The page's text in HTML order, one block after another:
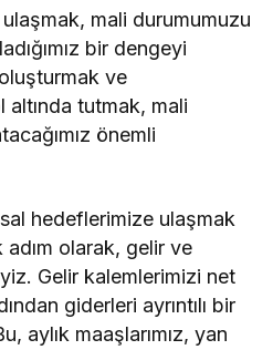
mali durumumuzu
bir dengeyi
ve
altında tutmak, mali
önemli
hedeflerimize ulaşmak
adım olarak, gelir ve
Gelir kalemlerimizi net
giderleri ayrıntılı bir
aylık maaşlarımız, yan